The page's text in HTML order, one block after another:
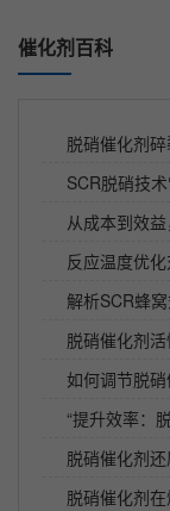
催化剂百科
脱硝催化剂
SCR脱硝技
从成本到效
反应温度优
解析SCR蜂
脱硝催化剂
如何调节脱硝
“提升效率：
脱硝催化剂
脱硝催化剂